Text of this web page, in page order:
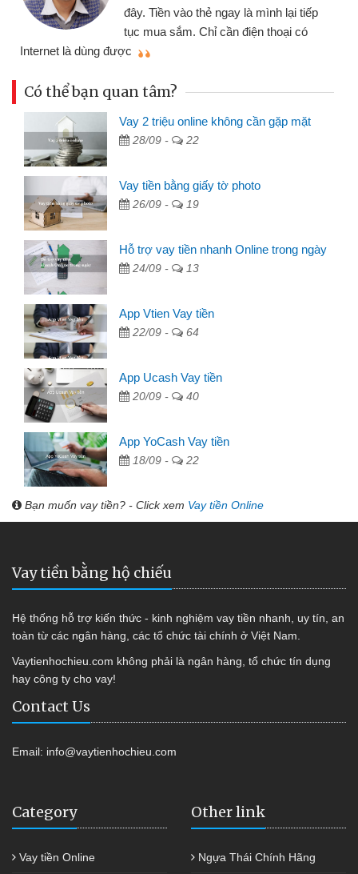
đây. Tiền vào thẻ ngay là mình lại tiếp
tục mua sắm. Chỉ cần điện thoại có
Internet là dùng được
Có thể bạn quan tâm?
Vay 2 triệu online không cần gặp mặt
28/09 - 22
Vay tiền bằng giấy tờ photo
26/09 - 19
Hỗ trợ vay tiền nhanh Online trong ngày
24/09 - 13
App Vtien Vay tiền
22/09 - 64
App Ucash Vay tiền
20/09 - 40
App YoCash Vay tiền
18/09 - 22
Bạn muốn vay tiền? - Click xem Vay tiền Online
Vay tiền bằng hộ chiếu
Hệ thống hỗ trợ kiến thức - kinh nghiệm vay tiền nhanh, uy tín, an
toàn từ các ngân hàng, các tổ chức tài chính ở Việt Nam.
Vaytienhochieu.com không phải là ngân hàng, tổ chức tín dụng
hay công ty cho vay!
Contact Us
Email: info@vaytienhochieu.com
Category
Vay tiền Online
Other link
Ngựa Thái Chính Hãng